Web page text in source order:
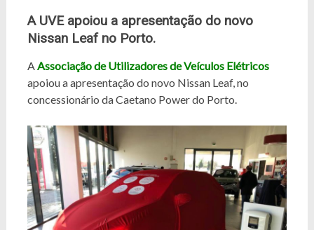
A UVE apoiou a apresentação do novo
Nissan Leaf no Porto.
AAssociação de Utilizadores de Veículos Elétricos
apoiou a apresentação do novo Nissan Leaf, no
concessionário da Caetano Power do Porto.